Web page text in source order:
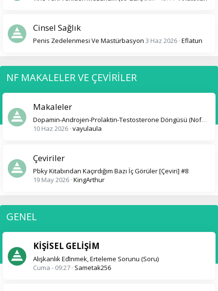
Cinsel Sağlık
Penis Zedelenmesi Ve Mastürbasyon 3 Haz 2026 Eflatun
NF MAKALELER VE ÇEVİRİLER
Makaleler
Dopamin-Androjen-Prolaktin-Testosterone Döngüsü (Nofap Hk.)
10 Haz 2026 vayulaula
Çeviriler
Pbky Kitabından Kaçırdığım Bazı İç Görüler [Çeviri] #8
19 May 2026 KingArthur
GENEL
KİŞİSEL GELİŞİM
Alışkanlık Edi̇nmek, Erteleme Sorunu (Soru)
Cuma - 09:27 Sametak256